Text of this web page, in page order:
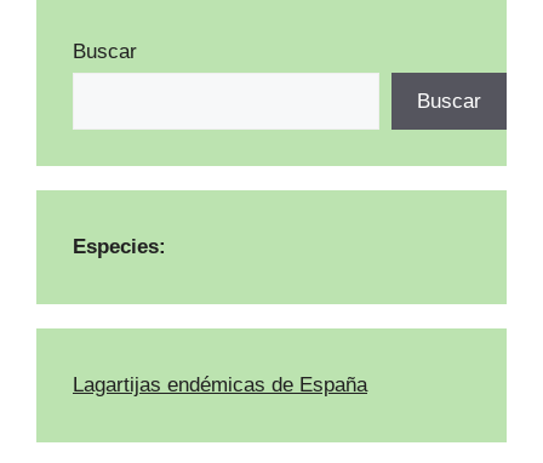
Buscar
Buscar
Especies:
Lagartijas endémicas de España